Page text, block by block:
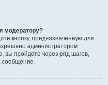
модератору?
кнопку, предназначенную для
администратором
вы пройдёте через ряд шагов,
сообщение.